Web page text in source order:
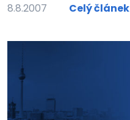
8.8.2007 Celý článek